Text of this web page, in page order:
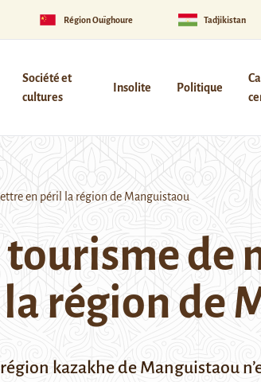
Région Ouïghoure Tadjikistan
Société et
cultures
Insolite Politique
en péril la région de Manguistaou
de
région de
kazakhe de Manguistaou